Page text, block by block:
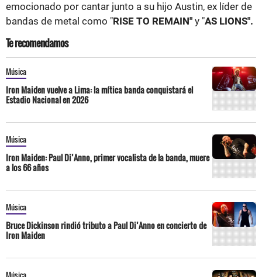
emocionado por cantar junto a su hijo Austin, ex líder de
bandas de metal como "RISE TO REMAIN" y "AS LIONS".
Te recomendamos
Música
Iron Maiden vuelve a Lima: la mítica banda conquistará el
Estadio Nacional en 2026
Música
Iron Maiden: Paul Di’Anno, primer vocalista de la banda, muere
a los 66 años
Música
Bruce Dickinson rindió tributo a Paul Di’Anno en concierto de
Iron Maiden